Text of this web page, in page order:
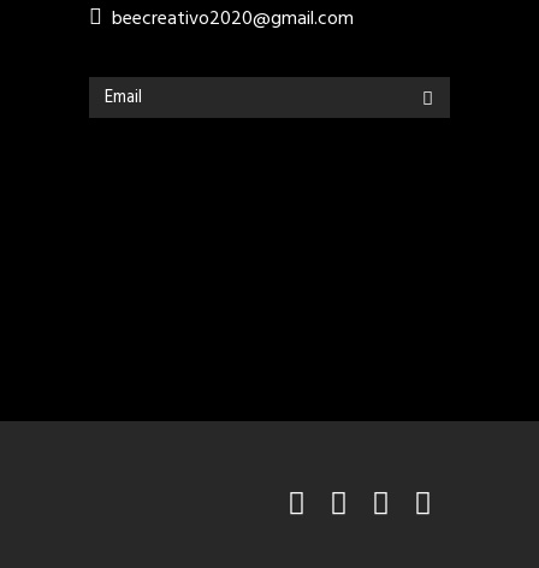
beecreativo2020@gmail.com